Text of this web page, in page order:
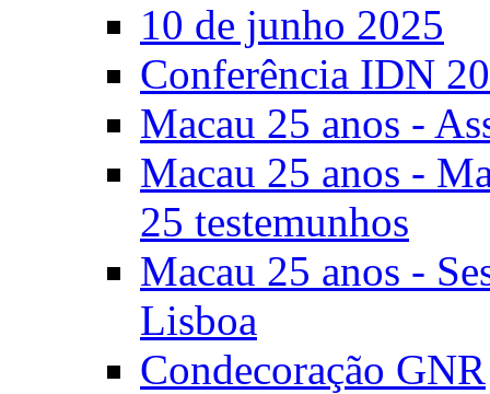
10 de junho 2025
Conferência IDN
Macau 25 anos -
Macau 25 anos -
25 testemunhos
Macau 25 anos -
Lisboa
Condecoração GNR